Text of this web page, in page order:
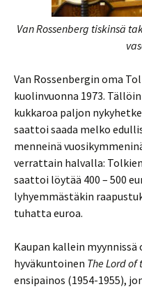
Van Rossenberg tiskinsä
Van Rossenbergin oma
kuolinvuonna 1973.
kukkaroa paljon
saattoi saada melko
menneinä
verrattain halvalla:
saattoi löytää 400 – 500
lyhyemmästäkin
tuhatta euroa.
Kaupan kallein
hyväkuntoinen TheLord of
ensipainos (1954-1955),